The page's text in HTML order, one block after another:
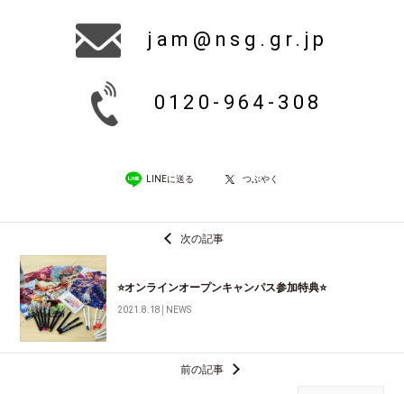
jam@nsg.gr.jp
0120-964-308
LINEに送る つぶやく
次の記事
⭐オンラインオープンキャンパス参加特典⭐
2021.8.18 NEWS
前の記事